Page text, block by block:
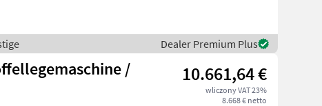
Dealer Premium Plus
/
10.661,64 €
wliczony VAT 23%
8.668 € netto